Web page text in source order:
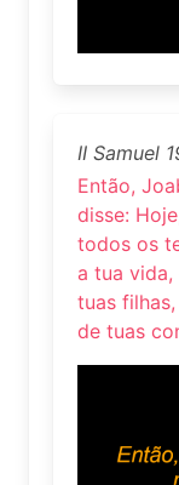
II Samuel
Então,
disse:
todos os
a tua
tuas
de tuas